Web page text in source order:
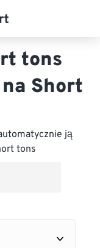
tons
Short
ją
tons